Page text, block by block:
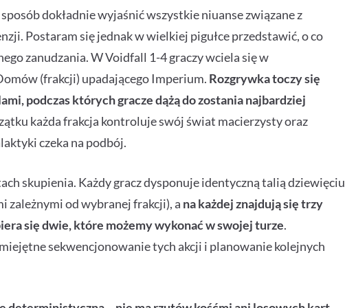
dokładnie wyjaśnić wszystkie niuanse związane z
Postaram się jednak w wielkiej pigułce przedstawić, o co
zanudzania. W Voidfall 1-4 graczy wciela się w
(frakcji) upadającego Imperium. Rozgrywka toczy się
podczas których gracze dążą do zostania najbardziej
każda frakcja kontroluje swój świat macierzysty oraz
czeka na podbój.
skupienia. Każdy gracz dysponuje identyczną talią dziewięciu
zależnymi od wybranej frakcji), a na każdej znajdują się trzy
się dwie, które możemy wykonać w swojej turze.
sekwencjonowanie tych akcji i planowanie kolejnych